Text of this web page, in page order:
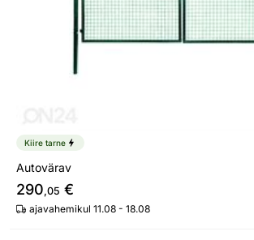
Kiire tarne
Autovärav
290,05 €
ajavahemikul 11.08 - 18.08